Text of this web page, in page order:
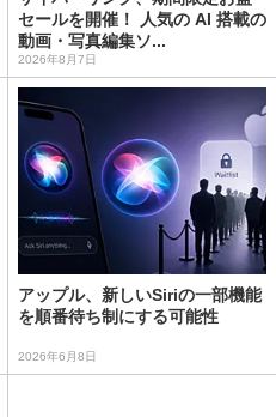
セールを開催！ 人気の AI 搭載の
動画・写真編集ソ...
2026年8月7日
アップル、新しいSiriの一部機能
を順番待ち制にする可能性
2026年6月8日